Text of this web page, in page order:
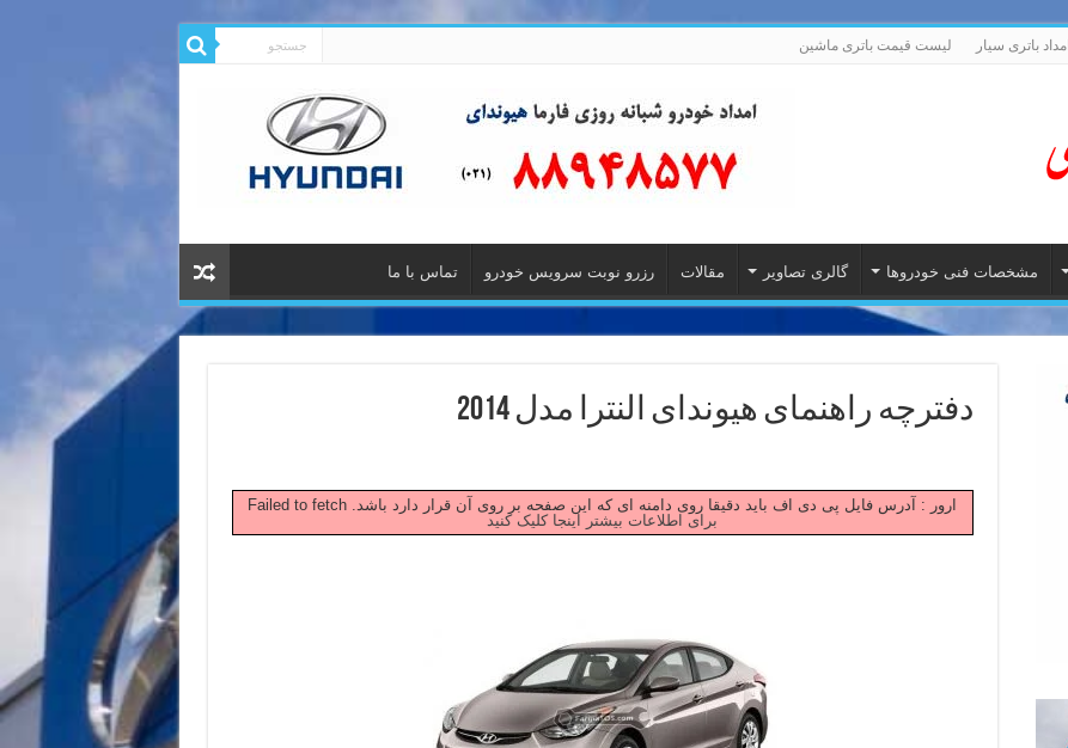
امداد باتری سیار لیست قیمت باتری ماشین
مشخصات فنی خودروها گالری تصاویر مقالات رزرو نوبت سرویس خودرو تماس با ما
دفترچه راهنمای هیوندای النترا مدل 2014
Failed to fetch ارور : آدرس فایل پی دی اف باید دقیقا روی دامنه ای که این صفحه بر روی آن قرار دارد باشد.
برای اطلاعات بیشتر اینجا کلیک کنید